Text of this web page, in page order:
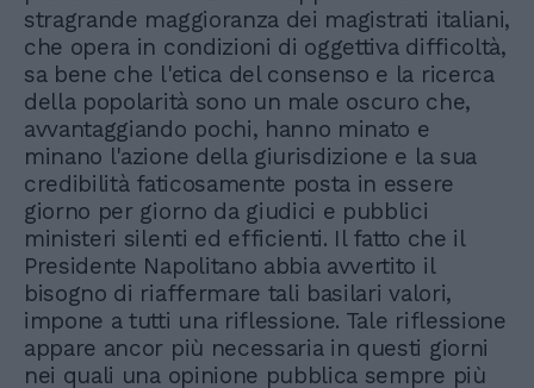
stragrande maggioranza dei magistrati italiani,
che opera in condizioni di oggettiva difficoltà,
sa bene che l'etica del consenso e la ricerca
della popolarità sono un male oscuro che,
avvantaggiando pochi, hanno minato e
minano l'azione della giurisdizione e la sua
credibilità faticosamente posta in essere
giorno per giorno da giudici e pubblici
ministeri silenti ed efficienti. Il fatto che il
Presidente Napolitano abbia avvertito il
bisogno di riaffermare tali basilari valori,
impone a tutti una riflessione. Tale riflessione
appare ancor più necessaria in questi giorni
nei quali una opinione pubblica sempre più